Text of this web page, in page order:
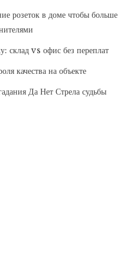
розеток в доме чтобы больше
склад vs офис без переплат
качества на объекте
Да Нет Стрела судьбы